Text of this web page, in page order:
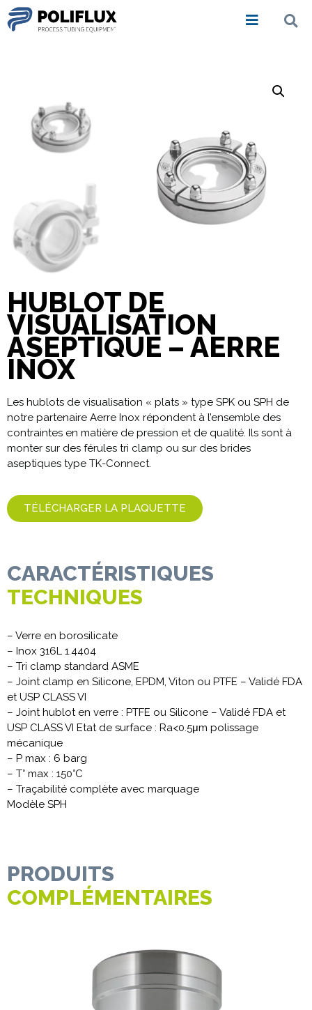
HUBLOT DE
VISUALISATION
ASEPTIQUE – AERRE
INOX
Les hublots de visualisation « plats » type SPK ou SPH de
notre partenaire Aerre Inox répondent à l’ensemble des
contraintes en matière de pression et de qualité. Ils sont à
monter sur des férules tri clamp ou sur des brides
aseptiques type TK-Connect.
TÉLÉCHARGER LA PLAQUETTE
CARACTÉRISTIQUES
TECHNIQUES
– Verre en borosilicate
– Inox 316L 1.4404
– Tri clamp standard ASME
– Joint clamp en Silicone, EPDM, Viton ou PTFE – Validé FDA
et USP CLASS VI
– Joint hublot en verre : PTFE ou Silicone – Validé FDA et
USP CLASS VI Etat de surface : Ra<0.5μm polissage
mécanique
– P max : 6 barg
– T° max : 150°C
– Traçabilité complète avec marquage
Modèle SPH
PRODUITS
COMPLÉMENTAIRES